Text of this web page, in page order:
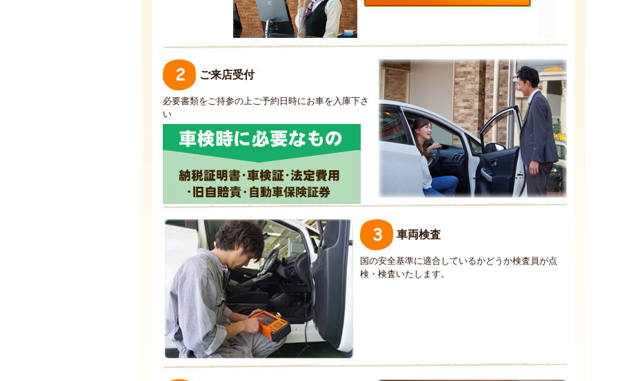
ご来店受付
必要書類をご持参の上ご予約日時にお車を入庫下さ
い
車両検査
国の安全基準に適合しているかどうか検査員が点
検・検査いたします。